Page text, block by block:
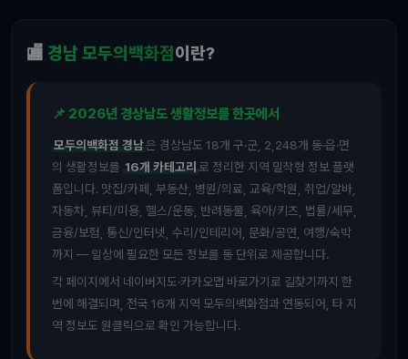
🏬 경남 모두의백화점 이란?
📌 2026년 경상남도 생활정보를 한곳에서
모두의백화점 경남은 경상남도 18개 구·군, 2,248개 동·읍·면
의 생활정보를 16개 카테고리 로 정리한 지역 밀착형 정보 플랫
폼입니다. 맛집/카페, 부동산, 병원/의료, 교육/학원, 취업/알바,
자동차, 뷰티/미용, 헬스/운동, 반려동물, 육아/키즈, 법률/세무,
금융/보험, 통신/인터넷, 수리/인테리어, 문화/공연, 여행/숙박
까지 — 일상에 필요한 모든 정보를 동 단위로 제공합니다.
각 페이지에서 네이버지도·카카오맵 바로가기로 길찾기까지 한
번에 해결되며, 전국 16개 지역 모두의백화점과 연동되어, 타 지
역 정보도 원클릭으로 확인 가능합니다.